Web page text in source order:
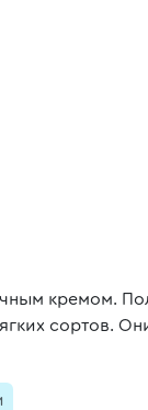
кремом.
сортов.